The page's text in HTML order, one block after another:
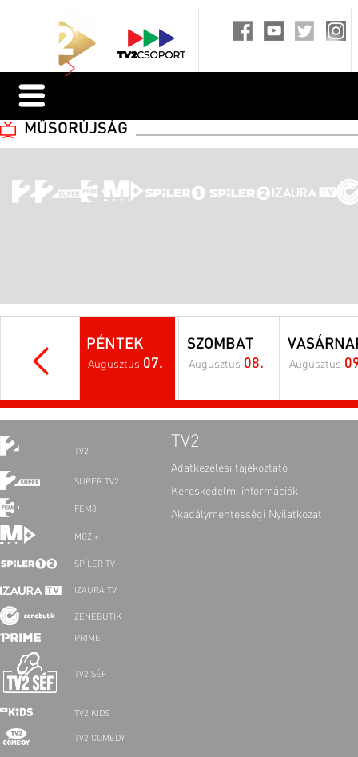
MŰSORÚJSÁG
PÉNTEK
Augusztus 07.
SZOMBAT
Augusztus 08. Augusztus
TV2
SUPER TV2
FEM3
MOZI+
SPÍLER TV
IZAURA TV
ZENEBUTIK
PRIME
TV2 SÉF
TV2 KIDS
TV2 COMEDY
TV2
Adatkezelési tájékoztató
Kereskedelmi információk
Akadálymentességi Nyilatkozat